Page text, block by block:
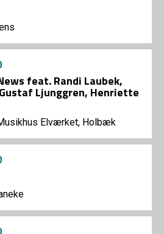
feat. Randi Laubek,
Ljunggren, Henriette
Elværket, Holbæk